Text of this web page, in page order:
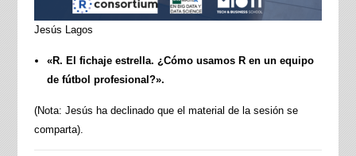
Jesús Lagos
«R. El fichaje estrella. ¿Cómo usamos R en un equipo
de fútbol profesional?».
(Nota: Jesús ha declinado que el material de la sesión se
comparta).